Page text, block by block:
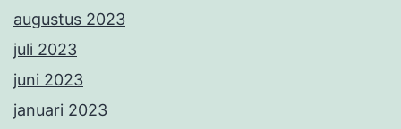
augustus 2023
juli 2023
juni 2023
januari 2023